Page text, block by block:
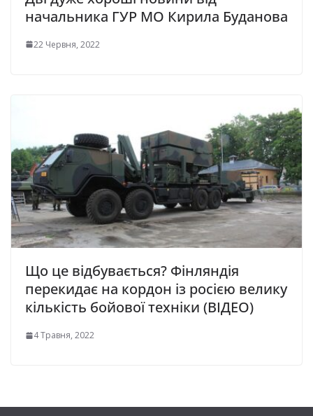
начальника ГУР МО Кирила Буданова
22 Червня, 2022
Що це відбувається? Фінляндія
перекидає на кордон із росією велику
кількість бойової техніки (ВІДЕО)
4 Травня, 2022